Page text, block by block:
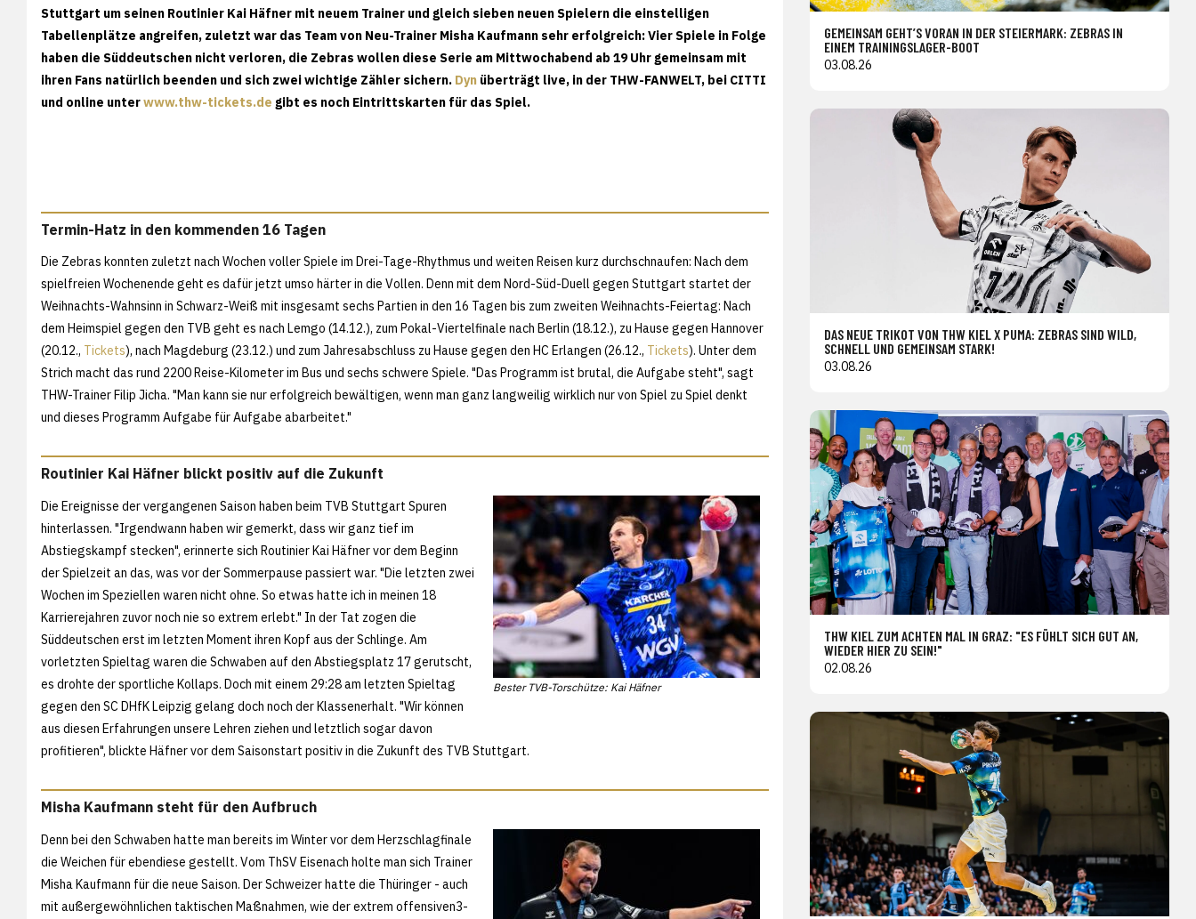
Stuttgart um seinen Routinier Kai Häfner mit neuem Trainer und gleich sieben neuen Spielern die einstelligen
Tabellenplätze angreifen, zuletzt war das Team von Neu-Trainer Misha Kaufmann sehr erfolgreich: Vier Spiele in Folge
haben die Süddeutschen nicht verloren, die Zebras wollen diese Serie am Mittwochabend ab 19 Uhr gemeinsam mit
ihren Fans natürlich beenden und sich zwei wichtige Zähler sichern. Dyn überträgt live, in der THW-FANWELT, bei CITTI
und online unterwww.thw-tickets.de gibt es noch Eintrittskarten für das Spiel.
Termin-Hatz in den kommenden 16 Tagen
Die Zebras konnten zuletzt nach Wochen voller Spiele im Drei-Tage-Rhythmus und weiten Reisen kurz durchschnaufen: Nach dem
spielfreien Wochenende geht es dafür jetzt umso härter in die Vollen. Denn mit dem Nord-Süd-Duell gegen Stuttgart startet der
Weihnachts-Wahnsinn in Schwarz-Weiß mit insgesamt sechs Partien in den 16 Tagen bis zum zweiten Weihnachts-Feiertag: Nach
dem Heimspiel gegen den TVB geht es nach Lemgo (14.12.), zum Pokal-Viertelfinale nach Berlin (18.12.), zu Hause gegen Hannover
(20.12., Tickets), nach Magdeburg (23.12.) und zum Jahresabschluss zu Hause gegen den HC Erlangen (26.12., Tickets). Unter dem
Strich macht das rund 2200 Reise-Kilometer im Bus und sechs schwere Spiele. "Das Programm ist brutal, die Aufgabe steht", sagt
THW-Trainer Filip Jicha. "Man kann sie nur erfolgreich bewältigen, wenn man ganz langweilig wirklich nur von Spiel zu Spiel denkt
und dieses Programm Aufgabe für Aufgabe abarbeitet."
Routinier Kai Häfner blickt positiv auf die Zukunft
Bester TVB-Torschütze: Kai Häfner
Die Ereignisse der vergangenen Saison haben beim TVB Stuttgart Spuren
hinterlassen. "Irgendwann haben wir gemerkt, dass wir ganz tief im
Abstiegskampf stecken", erinnerte sich Routinier Kai Häfner vor dem Beginn
der Spielzeit an das, was vor der Sommerpause passiert war. "Die letzten zwei
Wochen im Speziellen waren nicht ohne. So etwas hatte ich in meinen 18
Karrierejahren zuvor noch nie so extrem erlebt." In der Tat zogen die
Süddeutschen erst im letzten Moment ihren Kopf aus der Schlinge. Am
vorletzten Spieltag waren die Schwaben auf den Abstiegsplatz 17 gerutscht,
es drohte der sportliche Kollaps. Doch mit einem 29:28 am letzten Spieltag
gegen den SC DHfK Leipzig gelang doch noch der Klassenerhalt. "Wir können
aus diesen Erfahrungen unsere Lehren ziehen und letztlich sogar davon
profitieren", blickte Häfner vor dem Saisonstart positiv in die Zukunft des TVB Stuttgart.
Misha Kaufmann steht für den Aufbruch
Denn bei den Schwaben hatte man bereits im Winter vor dem Herzschlagfinale
die Weichen für ebendiese gestellt. Vom ThSV Eisenach holte man sich Trainer
Misha Kaufmann für die neue Saison. Der Schweizer hatte die Thüringer - auch
mit außergewöhnlichen taktischen Maßnahmen, wie der extrem offensiven3-
GEMEINSAM GEHT’S VORAN IN DER STEIERMARK: ZEBRAS IN
EINEM TRAININGSLAGER-BOOT
03.08.26
DAS NEUE TRIKOT VON THW KIEL X PUMA: ZEBRAS SIND WILD,
SCHNELL UND GEMEINSAM STARK!
03.08.26
THW KIEL ZUM ACHTEN MAL IN GRAZ: "ES FÜHLT SICH GUT AN,
WIEDER HIER ZU SEIN!"
02.08.26